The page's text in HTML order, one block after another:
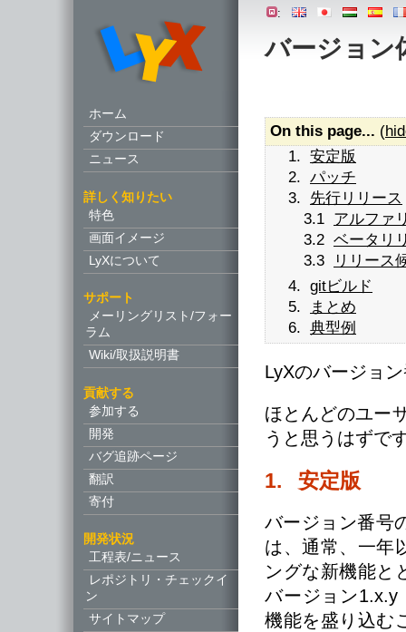
バージョン
:
ホーム
ダウンロード
ニュース
詳しく知りたい
特色
画面イメージ
LyXについて
サポート
メーリングリスト/フォー
ラム
Wiki/取扱説明書
貢献する
参加する
開発
バグ追跡ページ
翻訳
寄付
開発状況
工程表/ニュース
レポジトリ・チェックイ
ン
サイトマップ
On this page... (
1. 安定版
2. パッチ
3. 先行リリース
3.1 アルファ
3.2 ベータリ
3.3
リリース
4. gitビルド
5.
まとめ
6. 典型例
LyXのバージョ
ほとんどのユー
うと思うはずで
1. 安定版
バージョン番号
は、通常、一年
ングな新機能と
バージョン1.x.y
機能を盛り込む